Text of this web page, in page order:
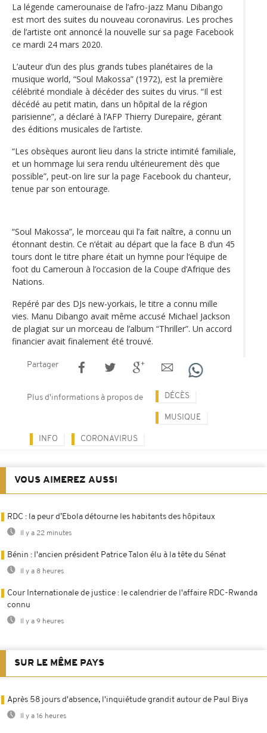
La légende camerounaise de l’afro-jazz Manu Dibango
est mort des suites du nouveau coronavirus. Les proches
de l’artiste ont annoncé la nouvelle sur sa page Facebook
ce mardi 24 mars 2020.
L’auteur d’un des plus grands tubes planétaires de la
musique world, “Soul Makossa” (1972), est la première
célébrité mondiale à décéder des suites du virus. “Il est
décédé au petit matin, dans un hôpital de la région
parisienne”, a déclaré à l’AFP Thierry Durepaire, gérant
des éditions musicales de l’artiste.
“Les obsèques auront lieu dans la stricte intimité familiale,
et un hommage lui sera rendu ultérieurement dès que
possible”, peut-on lire sur la page Facebook du chanteur,
tenue par son entourage.
“Soul Makossa”, le morceau qui l’a fait naître, a connu un
étonnant destin. Ce n‘était au départ que la face B d’un 45
tours dont le titre phare était un hymne pour l‘équipe de
foot du Cameroun à l’occasion de la Coupe d’Afrique des
Nations.
Repéré par des DJs new-yorkais, le titre a connu mille
vies. Manu Dibango avait même accusé Michael Jackson
de plagiat sur un morceau de l’album “Thriller”. Un accord
financier avait finalement été trouvé.
Partager
Plus d'informations à propos de DÉCÈS
MUSIQUE
INFO CORONAVIRUS
VOUS AIMEREZ AUSSI
RDC : la peur d’Ebola détourne les habitants des hôpitaux
Il y a 22 minutes
Bénin : l'ancien président Patrice Talon élu à la tête du Sénat
Il y a 8 heures
Cour Internationale de justice : le calendrier de l'affaire RDC-Rwanda
connu
Il y a 9 heures
SUR LE MÊME PAYS
Après 58 jours d'absence, l'inquiétude grandit autour de Paul Biya
Il y a 16 heures